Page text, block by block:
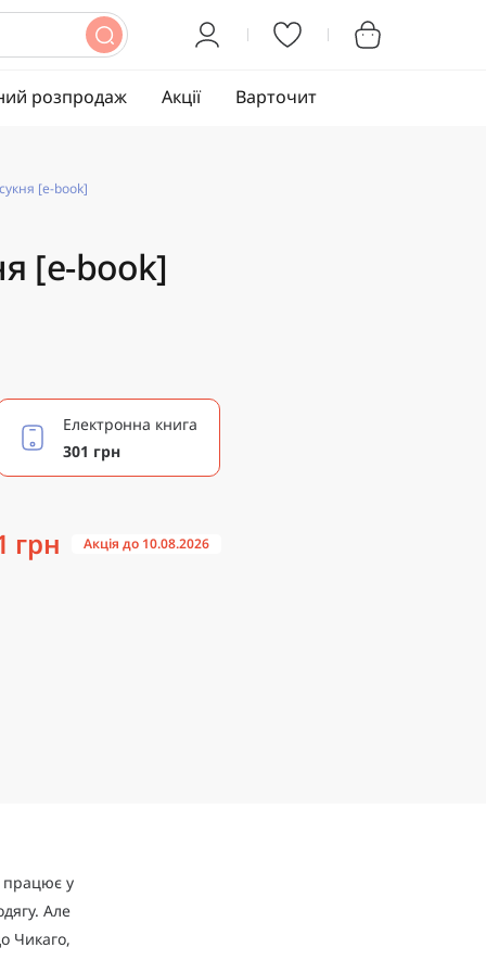
розпродаж Акції Варточит
[e-book]
[e-book]
Електронна книга
301 грн
грн Акція до 10.08.2026
працює у
Але
Чикаго,